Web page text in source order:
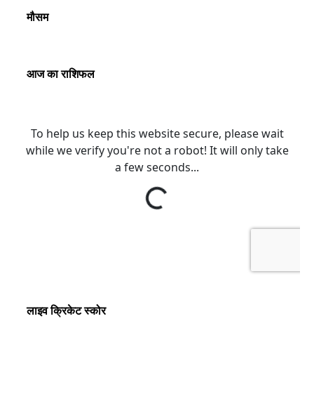
मौसम
आज का राशिफल
लाइव क्रिकेट स्कोर